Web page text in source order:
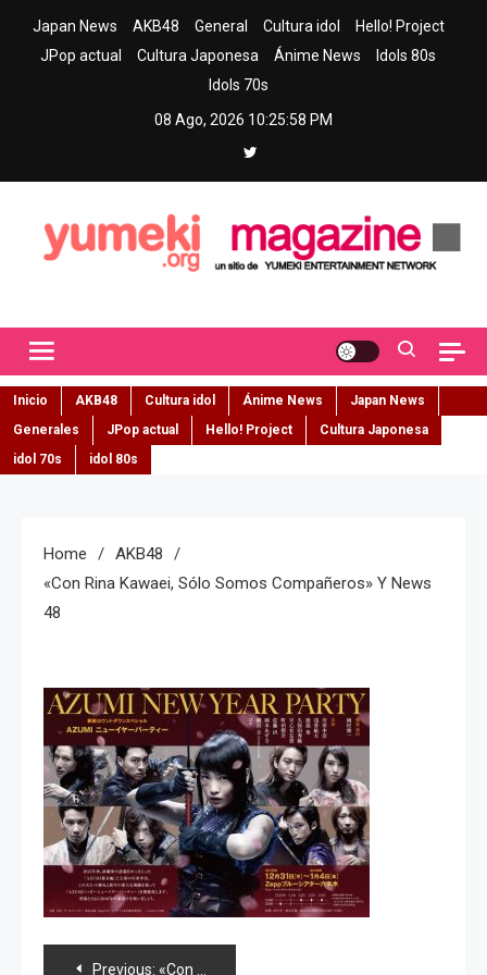
Japan News AKB48 General Cultura idol
Hello! Project
JPop actual
Cultura Japonesa Ánime News
Idols 80s
Idols 70s
08 Ago, 2026 10:25:59 PM
Inicio AKB48 Cultura idol Ánime News
Japan News
Generales
JPop actual Hello! Project
Cultura Japonesa
idol 70s
idol 80s
Home
AKB48
«Con Rina Kawaei, Sólo Somos Compañeros» Y News
48
Previous: «Con Rina Kawaei, sólo somos compañeros» y news 48